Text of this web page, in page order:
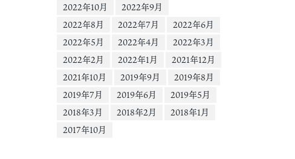
2022年10月
2022年9月
2022年8月
2022年7月
2022年6月
2022年5月
2022年4月
2022年3月
2022年2月
2022年1月
2021年12月
2021年10月
2019年9月
2019年8月
2019年7月
2019年6月
2019年5月
2018年3月
2018年2月
2018年1月
2017年10月